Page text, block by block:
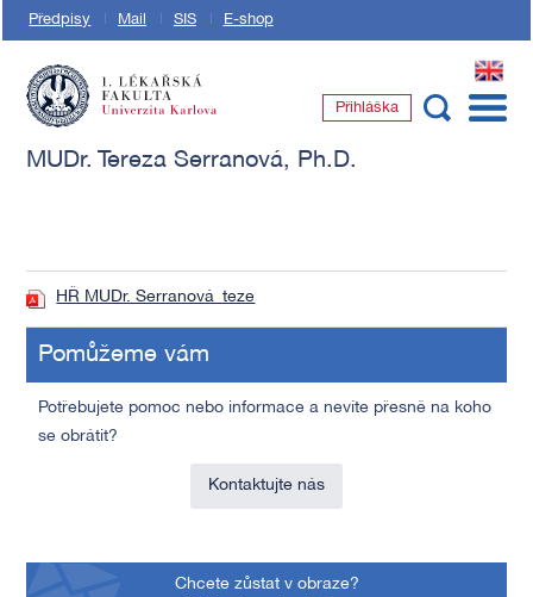
Předpisy Mail SIS E-shop
EN
Přihláška
MUDr. Tereza Serranová, Ph.D.
HŘ MUDr. Serranová_teze
Pomůžeme vám
Potřebujete pomoc nebo informace a nevíte přesně na koho
se obrátit?
Kontaktujte nás
Chcete zůstat v obraze?